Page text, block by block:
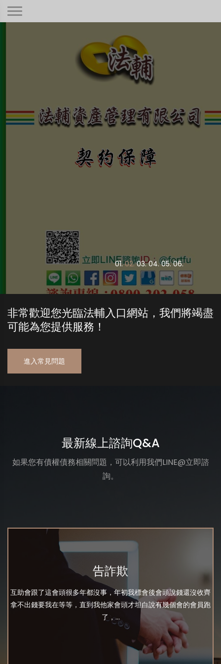
本公司秉持著合情合理合法、正規經
營、健全制度，只要是合法有憑據的債
01. 02. 03. 04. 05. 06.
非常歡迎您光臨法輔入口網站，我們將竭盡
可能為您提供服務！
進入常見問題
最新線上諮詢Q&A
如果您有債權債務相關問題，可以利用我們LINE@立即諮
詢。
告詐欺
互助會跟了這會頭很多年都沒事，年初我標會後會頭說錢還沒收齊
拿不出錢要我在等等，直到我他家會頭才坦白說有幾個會的會員跑
了，...